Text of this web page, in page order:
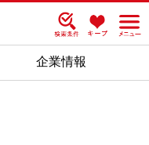
企業情報